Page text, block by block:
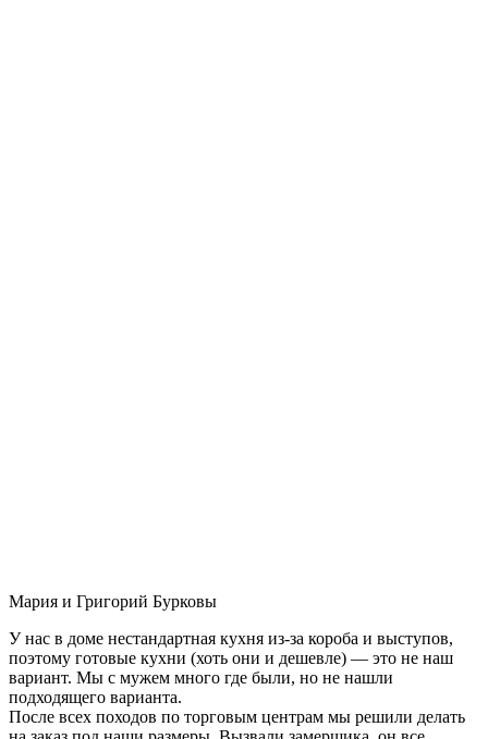
Мария и Григорий Бурковы
У нас в доме нестандартная кухня из-за короба и выступов,
поэтому готовые кухни (хоть они и дешевле) — это не наш
вариант. Мы с мужем много где были, но не нашли
подходящего варианта.
После всех походов по торговым центрам мы решили делать